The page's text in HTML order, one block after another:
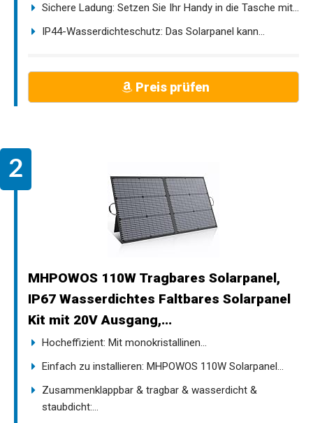
Sichere Ladung: Setzen Sie Ihr Handy in die Tasche mit...
IP44-Wasserdichteschutz: Das Solarpanel kann...
Preis prüfen
MHPOWOS 110W Tragbares Solarpanel,
IP67 Wasserdichtes Faltbares Solarpanel
Kit mit 20V Ausgang,...
Hocheffizient: Mit monokristallinen...
Einfach zu installieren: MHPOWOS 110W Solarpanel...
Zusammenklappbar & tragbar & wasserdicht &
staubdicht:...